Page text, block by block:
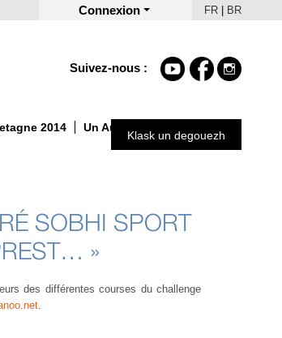
Connexion FR BR
Suivez-nous :
2014 Un Automne autrement 2025
Klask un degouezh
SOBHI SPORT
»
des différentes courses du challenge
.